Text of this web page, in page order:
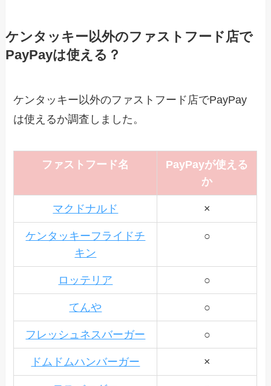
ケンタッキー以外のファストフード店で
PayPayは使える？
ケンタッキー以外のファストフード店でPayPay
は使えるか調査しました。
ファストフード名
PayPayが使える
か
マクドナルド ×
ケンタッキーフライドチ
キン
○
ロッテリア ○
てんや ○
フレッシュネスバーガー ○
ドムドムハンバーガー ×